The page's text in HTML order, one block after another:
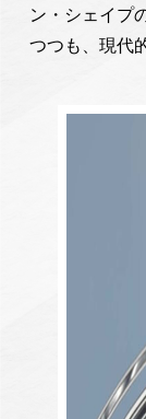
ン・シェイプ
つつも、現代